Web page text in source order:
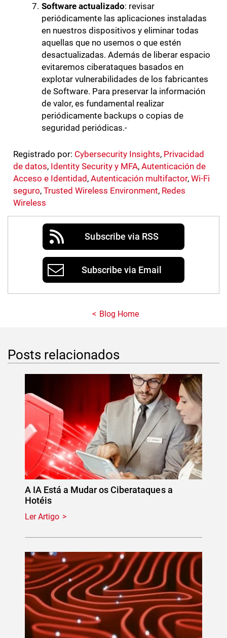
Software actualizado: revisar
periódicamente las aplicaciones instaladas
en nuestros dispositivos y eliminar todas
aquellas que no usemos o que estén
desactualizadas. Además de liberar espacio
evitaremos ciberataques basados en
explotar vulnerabilidades de los fabricantes
de Software. Para preservar la información
de valor, es fundamental realizar
periódicamente backups o copias de
seguridad periódicas.-
Registrado por: Cybersecurity Insights, Privacidad
de datos, Identity Security y MFA,Autenticación de
Acceso e Identidad , Autenticación multifactor,Wi-Fi
seguro, Trusted Wireless Environment, Redes
Wireless
Subscribe via RSS
Subscribe via Email
Blog Home
Posts relacionados
A IA Está a Mudar os Ciberataques a
Hotéis
Ler Artigo